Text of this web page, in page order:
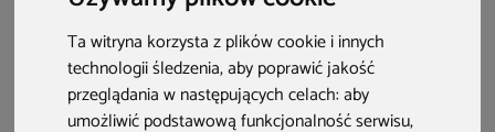
Ta witryna korzysta z plików cookie i innych
technologii śledzenia, aby poprawić jakość
przeglądania w następujących celach:aby
umożliwić podstawową funkcjonalność serwisu,